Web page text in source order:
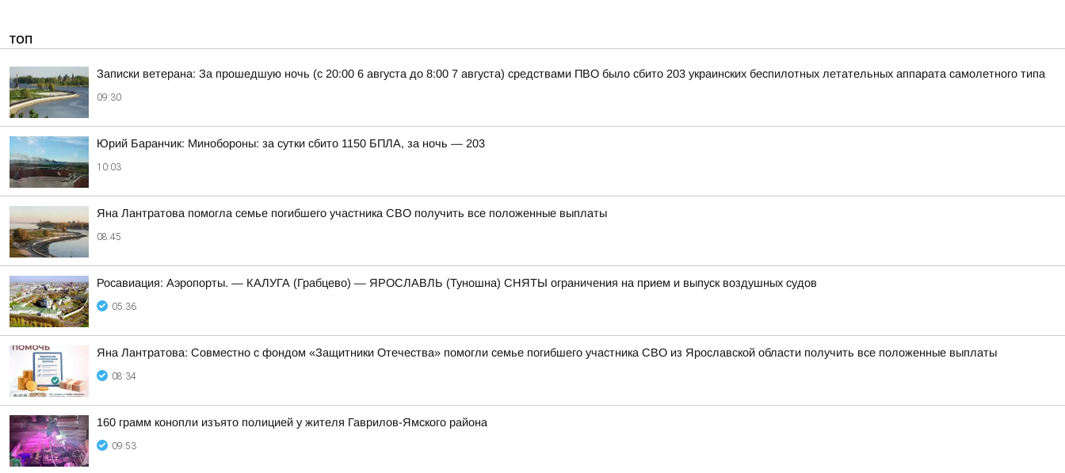
ТОП
Записки ветерана: За прошедшую ночь (с 20:00 6 августа до 8:00 7 августа) средствами ПВО было сбито 203 украинских беспилотных летательных аппарата самолетного типа
09:30
Юрий Баранчик: Минобороны: за сутки сбито 1150 БПЛА, за ночь — 203
10:03
Яна Лантратова помогла семье погибшего участника СВО получить все положенные выплаты
08:45
Росавиация: Аэропорты. — КАЛУГА (Грабцево) — ЯРОСЛАВЛЬ (Туношна) СНЯТЫ ограничения на прием и выпуск воздушных судов
05:36
Яна Лантратова: Совместно с фондом «Защитники Отечества» помогли семье погибшего участника СВО из Ярославской области получить все положенные выплаты
08:34
160 грамм конопли изъято полицией у жителя Гаврилов-Ямского района
09:53